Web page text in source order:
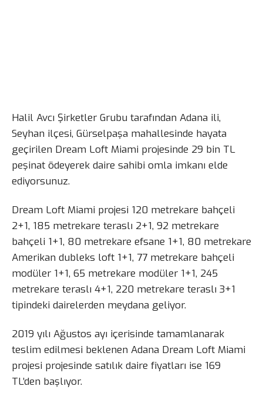
Halil Avcı Şirketler Grubu tarafından Adana ili,
Seyhan ilçesi, Gürselpaşa mahallesinde hayata
geçirilen Dream Loft Miami projesinde 29 bin TL
peşinat ödeyerek daire sahibi omla imkanı elde
ediyorsunuz.
Dream Loft Miami projesi 120 metrekare bahçeli
2+1, 185 metrekare teraslı 2+1, 92 metrekare
bahçeli 1+1, 80 metrekare efsane 1+1, 80 metrekare
Amerikan dubleks loft 1+1, 77 metrekare bahçeli
modüler 1+1, 65 metrekare modüler 1+1, 245
metrekare teraslı 4+1, 220 metrekare teraslı 3+1
tipindeki dairelerden meydana geliyor.
2019 yılı Ağustos ayı içerisinde tamamlanarak
teslim edilmesi beklenen Adana Dream Loft Miami
projesi projesinde satılık daire fiyatları ise 169
TL’den başlıyor.